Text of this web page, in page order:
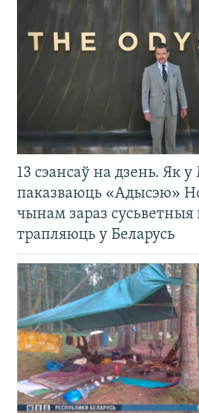
13 сэансаў на дзень. Як
паказваюць «Адысэю»
чынам зараз сусьветныя
трапляюць у Беларусь